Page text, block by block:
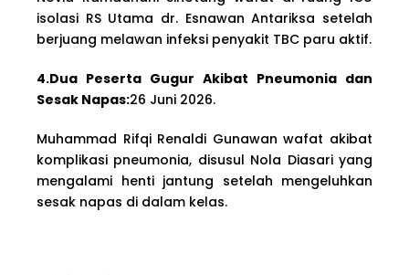
isolasi RS Utama dr. Esnawan Antariksa setelah
berjuang melawan infeksi penyakit TBC paru aktif.
4.Dua Peserta Gugur Akibat Pneumonia dan
Sesak Napas:26 Juni 2026.
Muhammad Rifqi Renaldi Gunawan wafat akibat
komplikasi pneumonia, disusul Nola Diasari yang
mengalami henti jantung setelah mengeluhkan
sesak napas di dalam kelas.